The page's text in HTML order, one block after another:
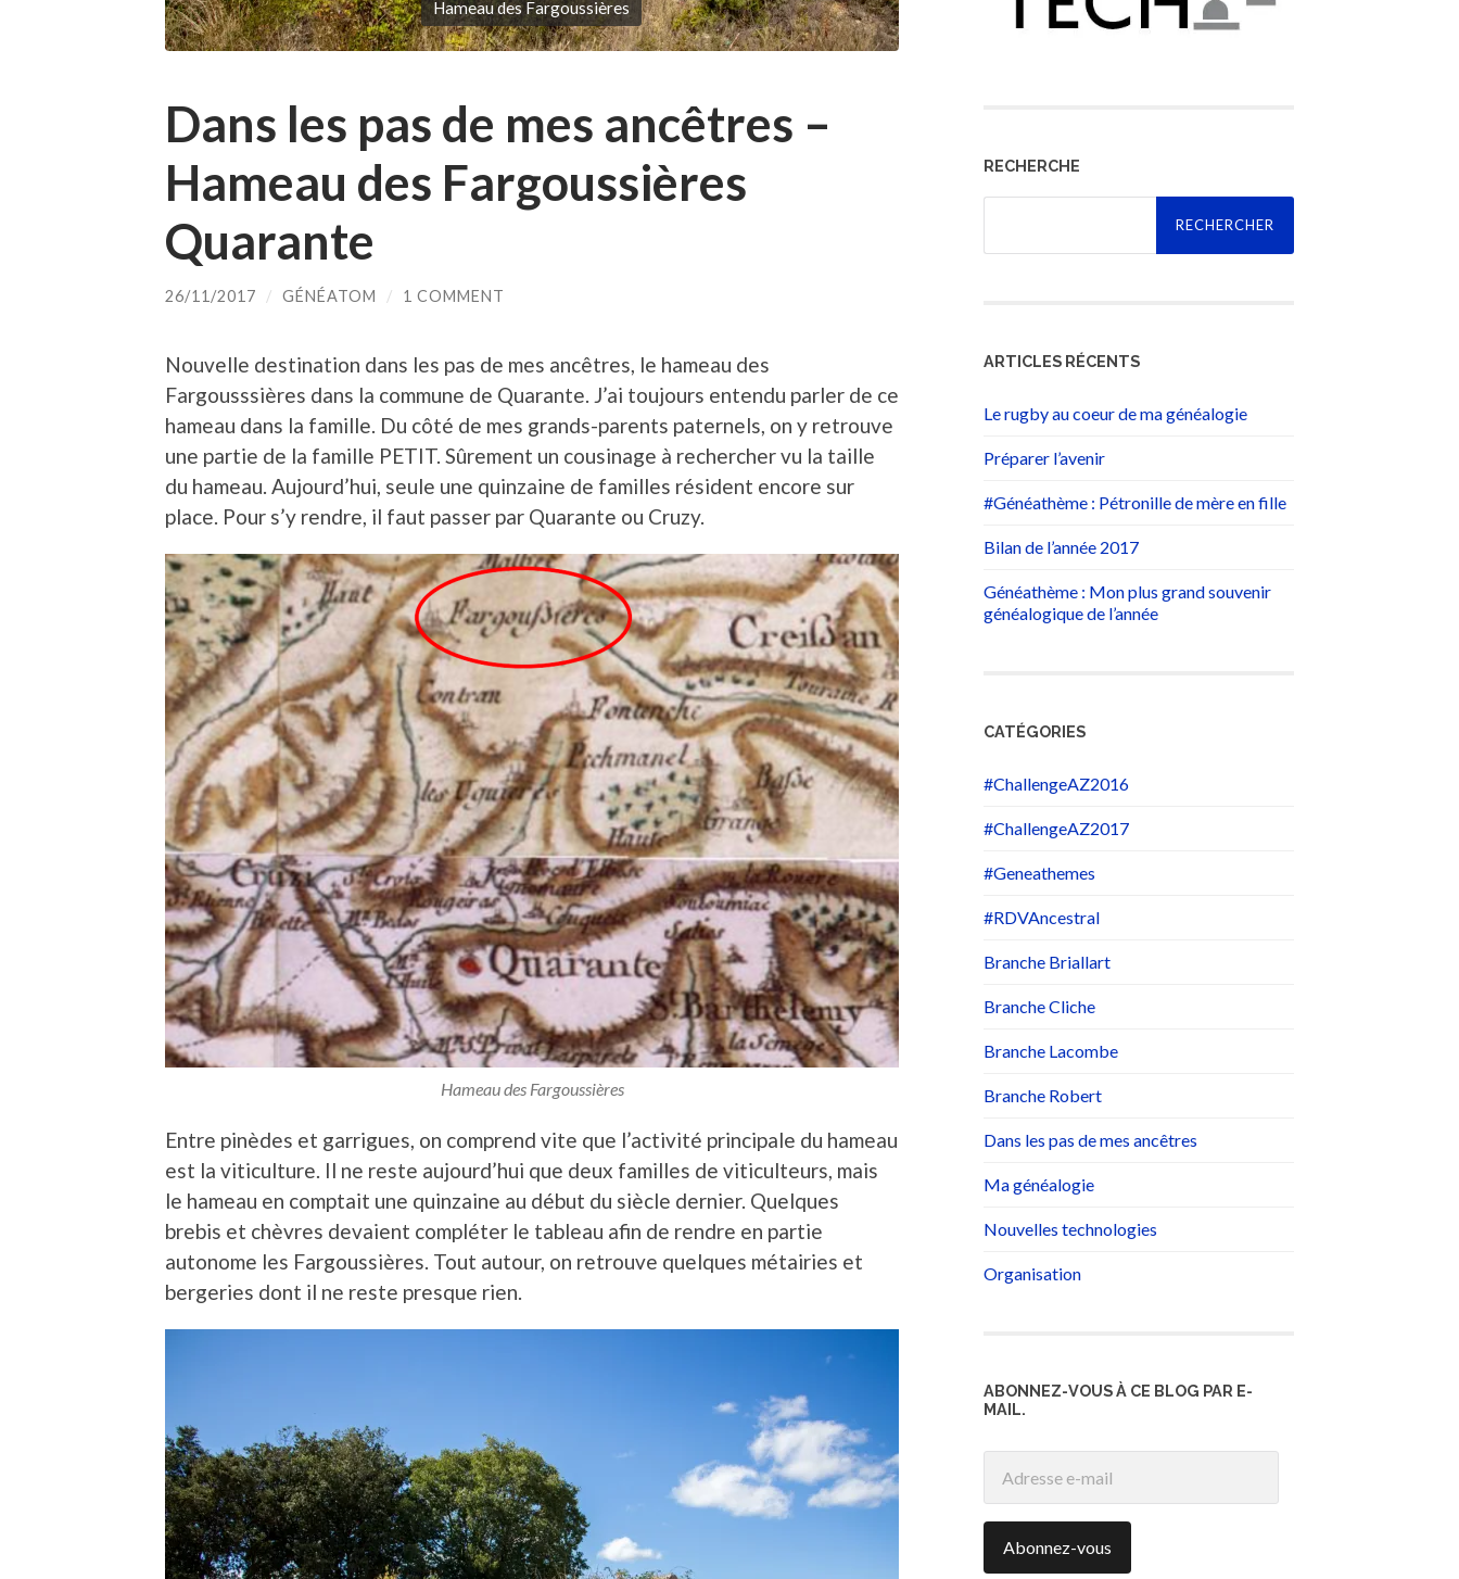
Hameau des Fargoussières
Dans les pas de mes ancêtres –
Hameau des Fargoussières
Quarante
26/11/2017 / GÉNÉATOM / 1 COMMENT
Nouvelle destination dans les pas de mes ancêtres, le hameau des
Fargousssières dans la commune de Quarante. J’ai toujours entendu parler de ce
hameau dans la famille. Du côté de mes grands-parents paternels, on y retrouve
une partie de la famille PETIT. Sûrement un cousinage à rechercher vu la taille
du hameau. Aujourd’hui, seule une quinzaine de familles résident encore sur
place. Pour s’y rendre, il faut passer par Quarante ou Cruzy.
Hameau des Fargoussières
Entre pinèdes et garrigues, on comprend vite que l’activité principale du hameau
est la viticulture. Il ne reste aujourd’hui que deux familles de viticulteurs, mais
le hameau en comptait une quinzaine au début du siècle dernier. Quelques
brebis et chèvres devaient compléter le tableau afin de rendre en partie
autonome les Fargoussières. Tout autour, on retrouve quelques métairies et
bergeries dont il ne reste presque rien.
RECHERCHE
ARTICLES RÉCENTS
Le rugby au coeur de ma généalogie
Préparer l’avenir
#Généathème : Pétronille de mère en fille
Bilan de l’année 2017
Généathème : Mon plus grand souvenir
généalogique de l’année
CATÉGORIES
#ChallengeAZ2016
#ChallengeAZ2017
#Geneathemes
#RDVAncestral
Branche Briallart
Branche Cliche
Branche Lacombe
Branche Robert
Dans les pas de mes ancêtres
Ma généalogie
Nouvelles technologies
Organisation
ABONNEZ-VOUS À CE BLOG PAR E-
MAIL.
Abonnez-vous